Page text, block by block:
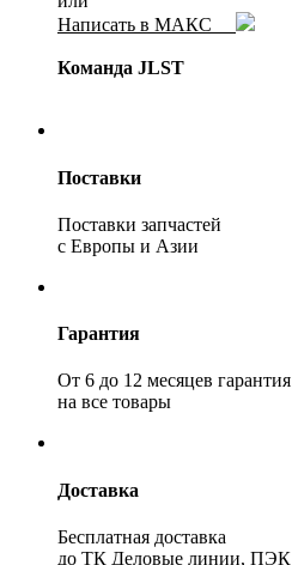
Написать в МАКС
Команда JLST
Поставки
Поставки запчастей
с Европы и Азии
Гарантия
От 6 до 12 месяцев гарантия
на все товары
Доставка
Бесплатная доставка
до ТК Деловые линии, ПЭК